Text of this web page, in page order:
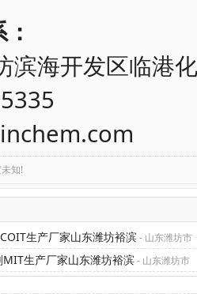
滨海开发区临
8865335
知!
生产厂家山东潍坊裕滨- 山东潍坊市
生产厂家山东潍坊裕滨- 山东潍坊市